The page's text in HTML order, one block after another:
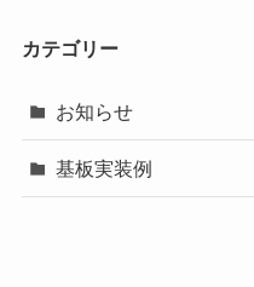
カテゴリー
お知らせ
基板実装例